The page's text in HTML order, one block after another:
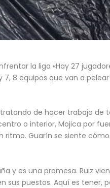
la liga «Hay 27
8 equipos que van a
de hacer trabajo de
o interior, Mojica por
ritmo. Guarín se siente
y es una promesa. Ruiz
puestos. Aquí es tener,